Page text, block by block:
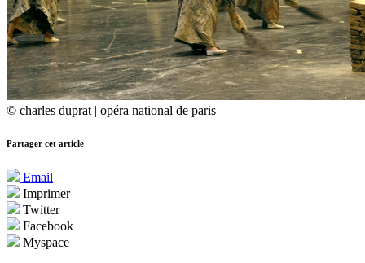
© charles duprat | opéra national de paris
Partager cet article
Email
Imprimer
Twitter
Facebook
Myspace